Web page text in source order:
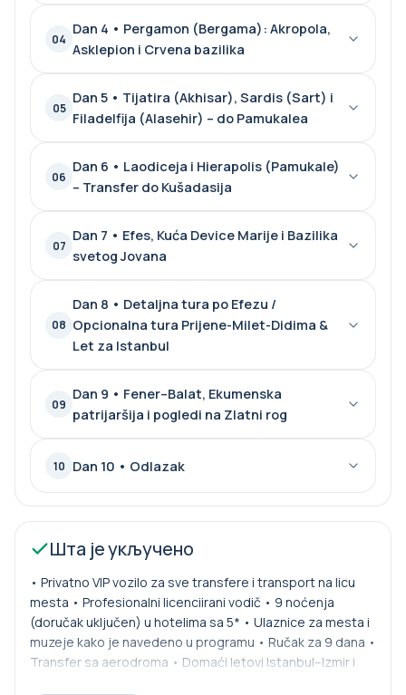
04
Dan 4 • Pergamon (Bergama): Akropola,
Asklepion i Crvena bazilika
05
Dan 5 • Tijatira (Akhisar), Sardis (Sart) i
Filadelfija (Alasehir) – do Pamukalea
06
Dan 6 • Laodiceja i Hierapolis (Pamukale)
– Transfer do Kušadasija
07
Dan 7 • Efes, Kuća Device Marije i Bazilika
svetog Jovana
08
Dan 8 • Detaljna tura po Efezu /
Opcionalna tura Prijene-Milet-Didima &
Let za Istanbul
09
Dan 9 • Fener–Balat, Ekumenska
patrijaršija i pogledi na Zlatni rog
10 Dan 10 • Odlazak
Шта је укључено
• Privatno VIP vozilo za sve transfere i transport na licu
mesta • Profesionalni licenciirani vodič • 9 noćenja
(doručak uključen) u hotelima sa 5* • Ulaznice za mesta i
muzeje kako je navedeno u programu • Ručak za 9 dana •
Transfer sa aerodroma • Domaći letovi Istanbul–Izmir i